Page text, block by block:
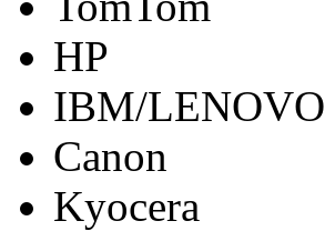
HP
IBM/LENOVO
Canon
Kyocera